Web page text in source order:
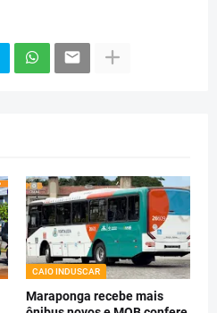
CAIO INDUSCAR
Maraponga recebe mais